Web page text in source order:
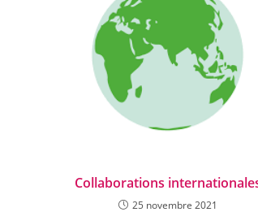
Collaborations
25 novembre 2021